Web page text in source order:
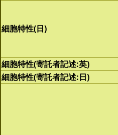
細胞特性(日)
細胞特性(寄託者記述:英)
細胞特性(寄託者記述:日)